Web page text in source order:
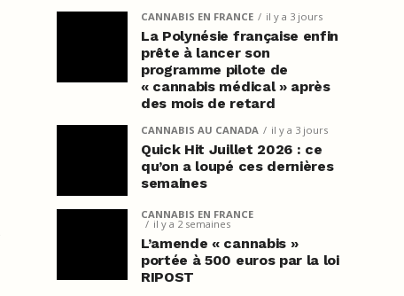
CANNABIS EN FRANCE il y a 3 jours
La Polynésie française enfin
prête à lancer son
programme pilote de
« cannabis médical » après
des mois de retard
CANNABIS AU CANADA il y a 3 jours
Quick Hit Juillet 2026 : ce
qu’on a loupé ces dernières
semaines
CANNABIS EN FRANCE
il y a 2 semaines
L’amende « cannabis »
portée à 500 euros par la loi
RIPOST